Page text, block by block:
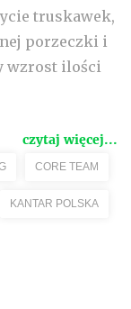
truskawek,
porzeczki i
wzrost ilości
czytaj więcej...
CORE TEAM
KANTAR POLSKA